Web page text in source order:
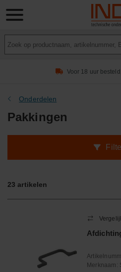
Voor 18 uur
Onderdelen
Pakkingen
23 artikelen
Merknaam: